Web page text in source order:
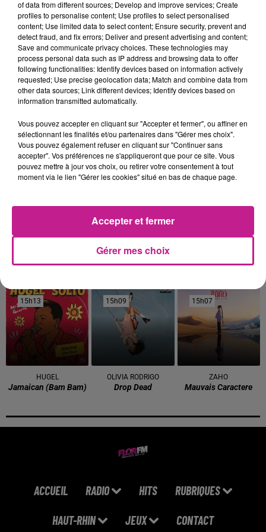
sitetadam-impro.fr.
TITRES DIFFUSÉS Voir plus
15h35
15h35
TAYC
Girlfriend
15h32
15h32
ADELE CASTILLON
Ete Avec Toi
15h29
15h29
TOPIC
Sorry Papi
MILEY CYRUS CALOGERO JUNGELI FEAT. EMMA
15h13
15h13
HUGEL
Jamaican (bam Bam)
15h09
15h09
OLIVIA RODRIGO
Drop Dead
15h07
15h07
ZAHO
Mauvais Caractere
ACCUEIL RADIO HITS RUBRIQUES
HAUT-RHIN JEUX CONTACT
of data from different sources; Develop and improve services; Create
profiles to personalise content; Use profiles to select personalised
content; Use limited data to select content; Ensure security, prevent and
detect fraud, and fix errors; Deliver and present advertising and content;
Save and communicate privacy choices. These technologies may
process personal data such as IP address and browsing data to offer
following functionalities: Identify devices based on information actively
requested; Use precise geolocation data; Match and combine data from
other data sources; Link different devices; Identify devices based on
information transmitted automatically.
Vous pouvez accepter en cliquant sur "Accepter et fermer", ou affiner en
sélectionnant les finalités et/ou partenaires dans "Gérer mes choix".
Vous pouvez également refuser en cliquant sur "Continuer sans
accepter". Vos préférences ne s'appliqueront que pour ce site. Vous
pouvez mettre à jour vos choix, ou retirer votre consentement à tout
moment via le lien "Gérer les cookies" situé en bas de chaque page.
Gérer mes choix
Accepter et fermer